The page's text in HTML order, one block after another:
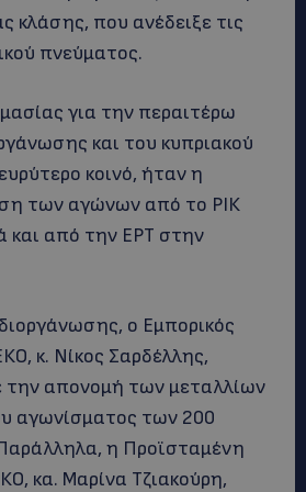
κλάσης, που ανέδειξε τις
πνεύματος.
για την περαιτέρω
και του κυπριακού
κοινό, ήταν η
των αγώνων από το ΡΙΚ
και από την ΕΡΤ στην
ο Εμπορικός
κ. Νίκος Σαρδέλλης,
την απονομή των μεταλλίων
αγωνίσματος των 200
η Προϊσταμένη
κα. Μαρίνα Τζιακούρη,